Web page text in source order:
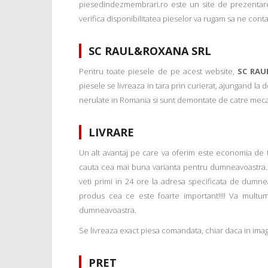
piesedindezmembrari.ro este un site de
verifica disponibilitatea pieselor va rugam sa ne
SC RAUL&ROXANA SRL
Pentru toate piesele de pe acest website, SC
piesele se livreaza in tara prin curierat, ajungand la
nerulate in Romania si sunt demontate de catre
LIVRARE
Un alt avantaj pe care va oferim este economia
cauta cea mai buna varianta pentru
veti primi in 24 ore la adresa specificata de
produs cea ce este foarte important!!!! Va
dumneavoastra.
Se livreaza exact piesa comandata, chiar daca in
PRET